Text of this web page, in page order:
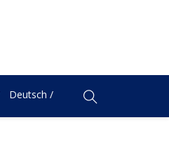
Deutsch /